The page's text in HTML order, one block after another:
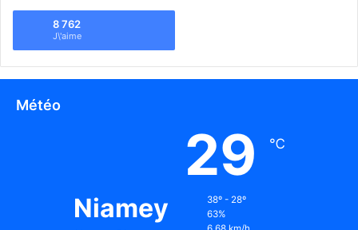
8 762
J\'aime
Météo
Niamey
29 ℃
38º - 28º
63%